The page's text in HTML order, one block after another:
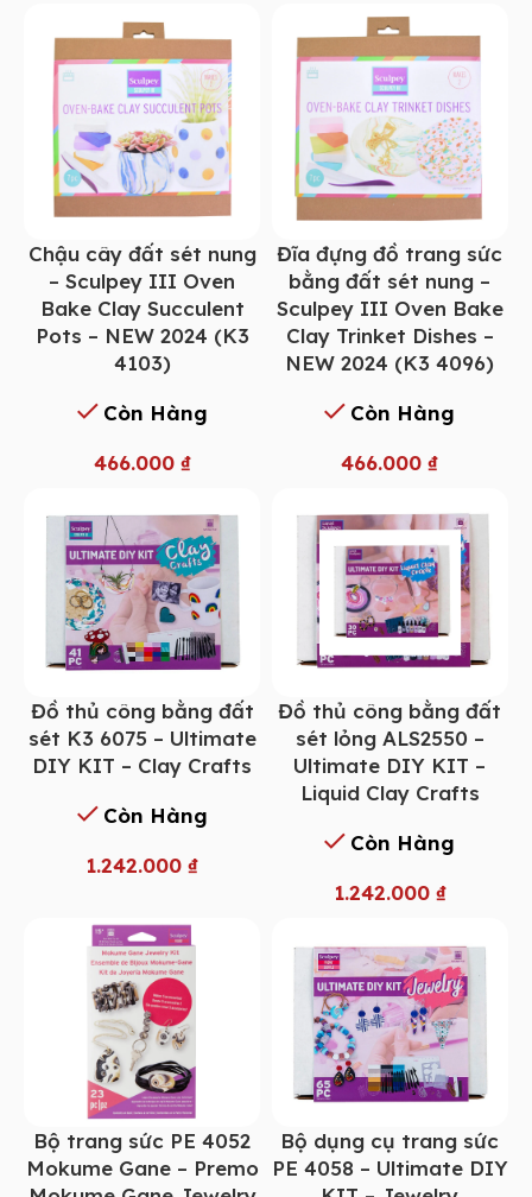
Chậu cây đất sét nung
– Sculpey III Oven
Bake Clay Succulent
Pots – NEW 2024 (K3
4103)
Còn Hàng
466.000 ₫
Đĩa đựng đồ trang sức
bằng đất sét nung –
Sculpey III Oven Bake
Clay Trinket Dishes –
NEW 2024 (K3 4096)
Còn Hàng
466.000₫
Đồ thủ công bằng đất
sét K3 6075 – Ultimate
DIY KIT – Clay Crafts
Còn Hàng
1.242.000 ₫
Đồ thủ công bằng đất
sét lỏng ALS2550 –
Ultimate DIY KIT –
Liquid Clay Crafts
Còn Hàng
1.242.000 ₫
Bộ trang sức PE 4052
Mokume Gane – Premo
Bộ dụng cụ trang sức
PE 4058 – Ultimate DIY